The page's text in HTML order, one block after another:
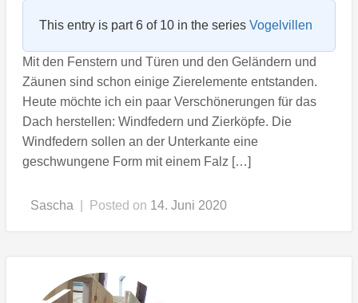
This entry is part 6 of 10 in the series Vogelvillen
Mit den Fenstern und Türen und den Geländern und
Zäunen sind schon einige Zierelemente entstanden.
Heute möchte ich ein paar Verschönerungen für das
Dach herstellen: Windfedern und Zierköpfe. Die
Windfedern sollen an der Unterkante eine
geschwungene Form mit einem Falz […]
Sascha Posted on 14. Juni 2020